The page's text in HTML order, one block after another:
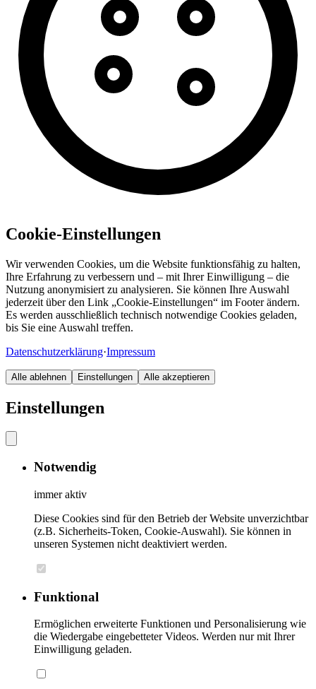
Cookie-Einstellungen
Wir verwenden Cookies, um die Website funktionsfähig zu halten,
Ihre Erfahrung zu verbessern und – mit Ihrer Einwilligung – die
Nutzung anonymisiert zu analysieren. Sie können Ihre Auswahl
jederzeit über den Link „Cookie-Einstellungen“ im Footer ändern.
Es werden ausschließlich technisch notwendige Cookies geladen,
bis Sie eine Auswahl treffen.
Datenschutzerklärung·Impressum
Alle ablehnen Einstellungen Alle akzeptieren
Einstellungen
Notwendig
immer aktiv
Diese Cookies sind für den Betrieb der Website unverzichtbar
(z.B. Sicherheits-Token, Cookie-Auswahl). Sie können in
unseren Systemen nicht deaktiviert werden.
Funktional
Ermöglichen erweiterte Funktionen und Personalisierung wie
die Wiedergabe eingebetteter Videos. Werden nur mit Ihrer
Einwilligung geladen.